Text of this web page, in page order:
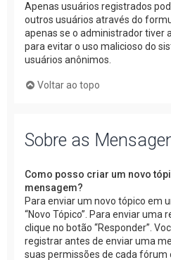
Apenas usuários registrados
outros usuários através do
apenas se o administrador tiver
para evitar o uso malicioso do
usuários anônimos.
Voltar ao topo
Sobre as
Como posso criar um novo
mensagem?
Para enviar um novo tópico em
“Novo Tópico”. Para enviar uma
clique no botão “Responder”.
registrar antes de enviar uma
suas permissões de cada fórum